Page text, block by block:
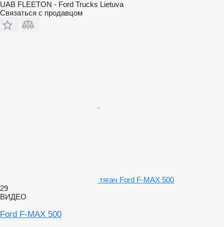
UAB FLEETON - Ford Trucks Lietuva
Связаться с продавцом
тягач Ford F-MAX 500
29
ВИДЕО
Ford F-MAX 500